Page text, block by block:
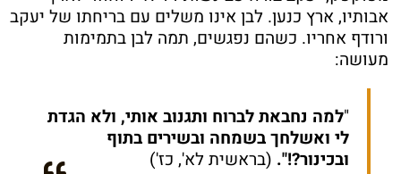
אבותיו, ארץ כנען. לבן אינו משלים עם בריחתו של יעקב
ורודף אחריו. כשהם נפגשים, תמה לבן בתמימות
מעושה:
"למה נחבאת לברוח ותגנוב אותי, ולא הגדת
לי ואשלחך בשמחה ובשירים בתוף
ובכינור?!". (בראשית לא', כז')